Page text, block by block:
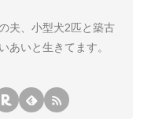
夫、小型犬2匹と築古
あいと生きてます。